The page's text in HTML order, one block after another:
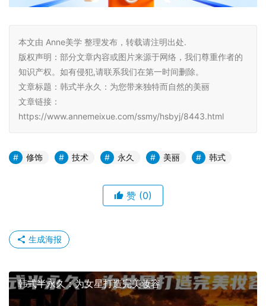
本文由 Anne美学 整理发布，转载请注明出处.
版权声明：部分文章内容或图片来源于网络，我们尊重作者的
知识产权。如有侵犯,请联系我们在第一时间删除。
文章标题：韩式半永久：为您带来独特而自然的美丽
文章链接：
https://www.annemeixue.com/ssmy/hsbyj/8443.html
修饰 技术 永久 美丽 韩式
赞 (0)
生成海报
韩式半永久：为女星打造完美妆容